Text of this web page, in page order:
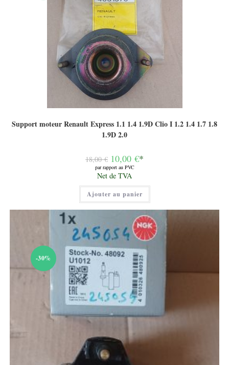
Support moteur Renault Express 1.1 1.4 1.9D Clio I 1.2 1.4 1.7 1.8
1.9D 2.0
18,00€ Le
prix
initial
était :
18,00 €.
10,00 €*
par rapport au PVC
Le
prix
actuel
est :
10,00 €.
Net de TVA
Ajouter au panier
-30%